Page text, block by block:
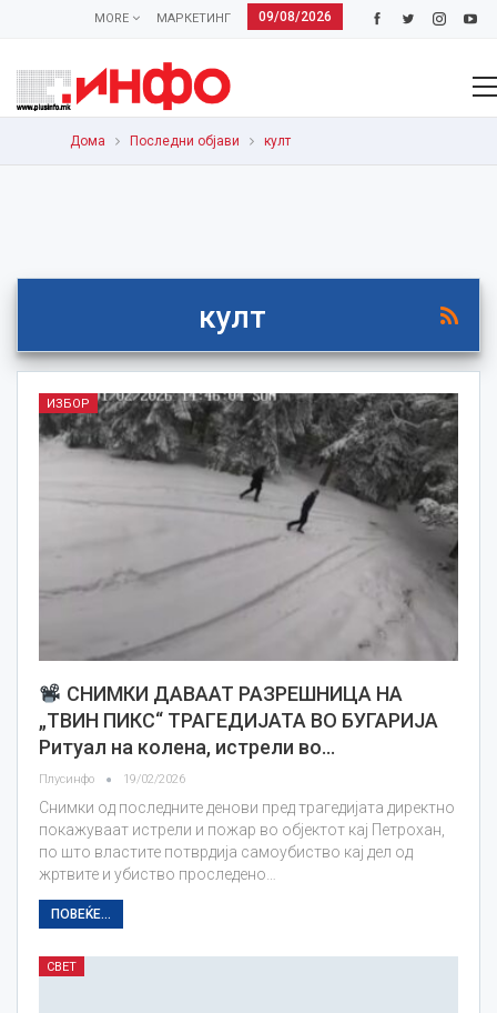
09/08/2026
МАРКЕТИНГ
MORE
Дома Последни објави култ
култ
ИЗБОР
СНИМКИ ДАВААТ РАЗРЕШНИЦА НА
„ТВИН ПИКС“ ТРАГЕДИЈАТА ВО БУГАРИЈА
Ритуал на колена, истрели во…
Плусинфо 19/02/2026
Снимки од последните денови пред трагедијата директно
покажуваат истрели и пожар во објектот кај Петрохан,
по што властите потврдија самоубиство кај дел од
жртвите и убиство проследено…
ПОВЕЌЕ...
СВЕТ